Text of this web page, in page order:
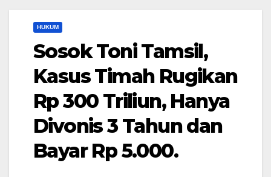
HUKUM
Sosok Toni Tamsil,
Kasus Timah Rugikan
Rp 300 Triliun, Hanya
Divonis 3 Tahun dan
Bayar Rp 5.000.